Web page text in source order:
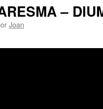
–
Joan